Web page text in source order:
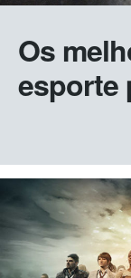
Os
esporte